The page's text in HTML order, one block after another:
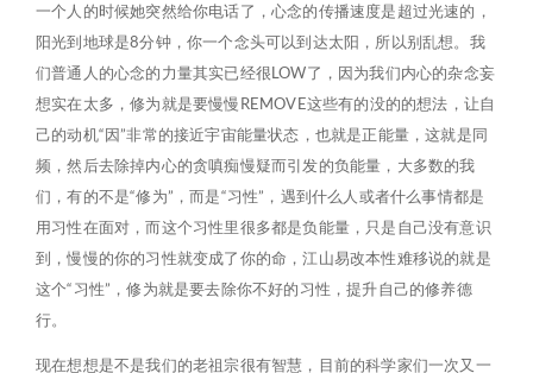
一个人的时候她突然给你电话了，心念的传播速度是超过光速的，
阳光到地球是8分钟，你一个念头可以到达太阳，所以别乱想。我
们普通人的心念的力量其实已经很LOW了，因为我们内心的杂念妄
想实在太多，修为就是要慢慢REMOVE这些有的没的的想法，让自
己的动机“因”非常的接近宇宙能量状态，也就是正能量，这就是同
频，然后去除掉内心的贪嗔痴慢疑而引发的负能量，大多数的我
们，有的不是“修为”，而是“习性”，遇到什么人或者什么事情都是
用习性在面对，而这个习性里很多都是负能量，只是自己没有意识
到，慢慢的你的习性就变成了你的命，江山易改本性难移说的就是
这个“习性”，修为就是要去除你不好的习性，提升自己的修养德
行。
现在想想是不是我们的老祖宗很有智慧，目前的科学家们一次又一